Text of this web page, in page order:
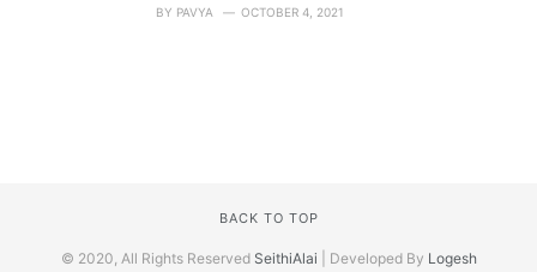
BY PAVYA OCTOBER 4, 2021
BACK TO TOP
© 2020, All Rights Reserved SeithiAlai | Developed By Logesh